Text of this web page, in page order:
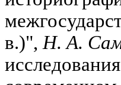
в.)", Н. А.